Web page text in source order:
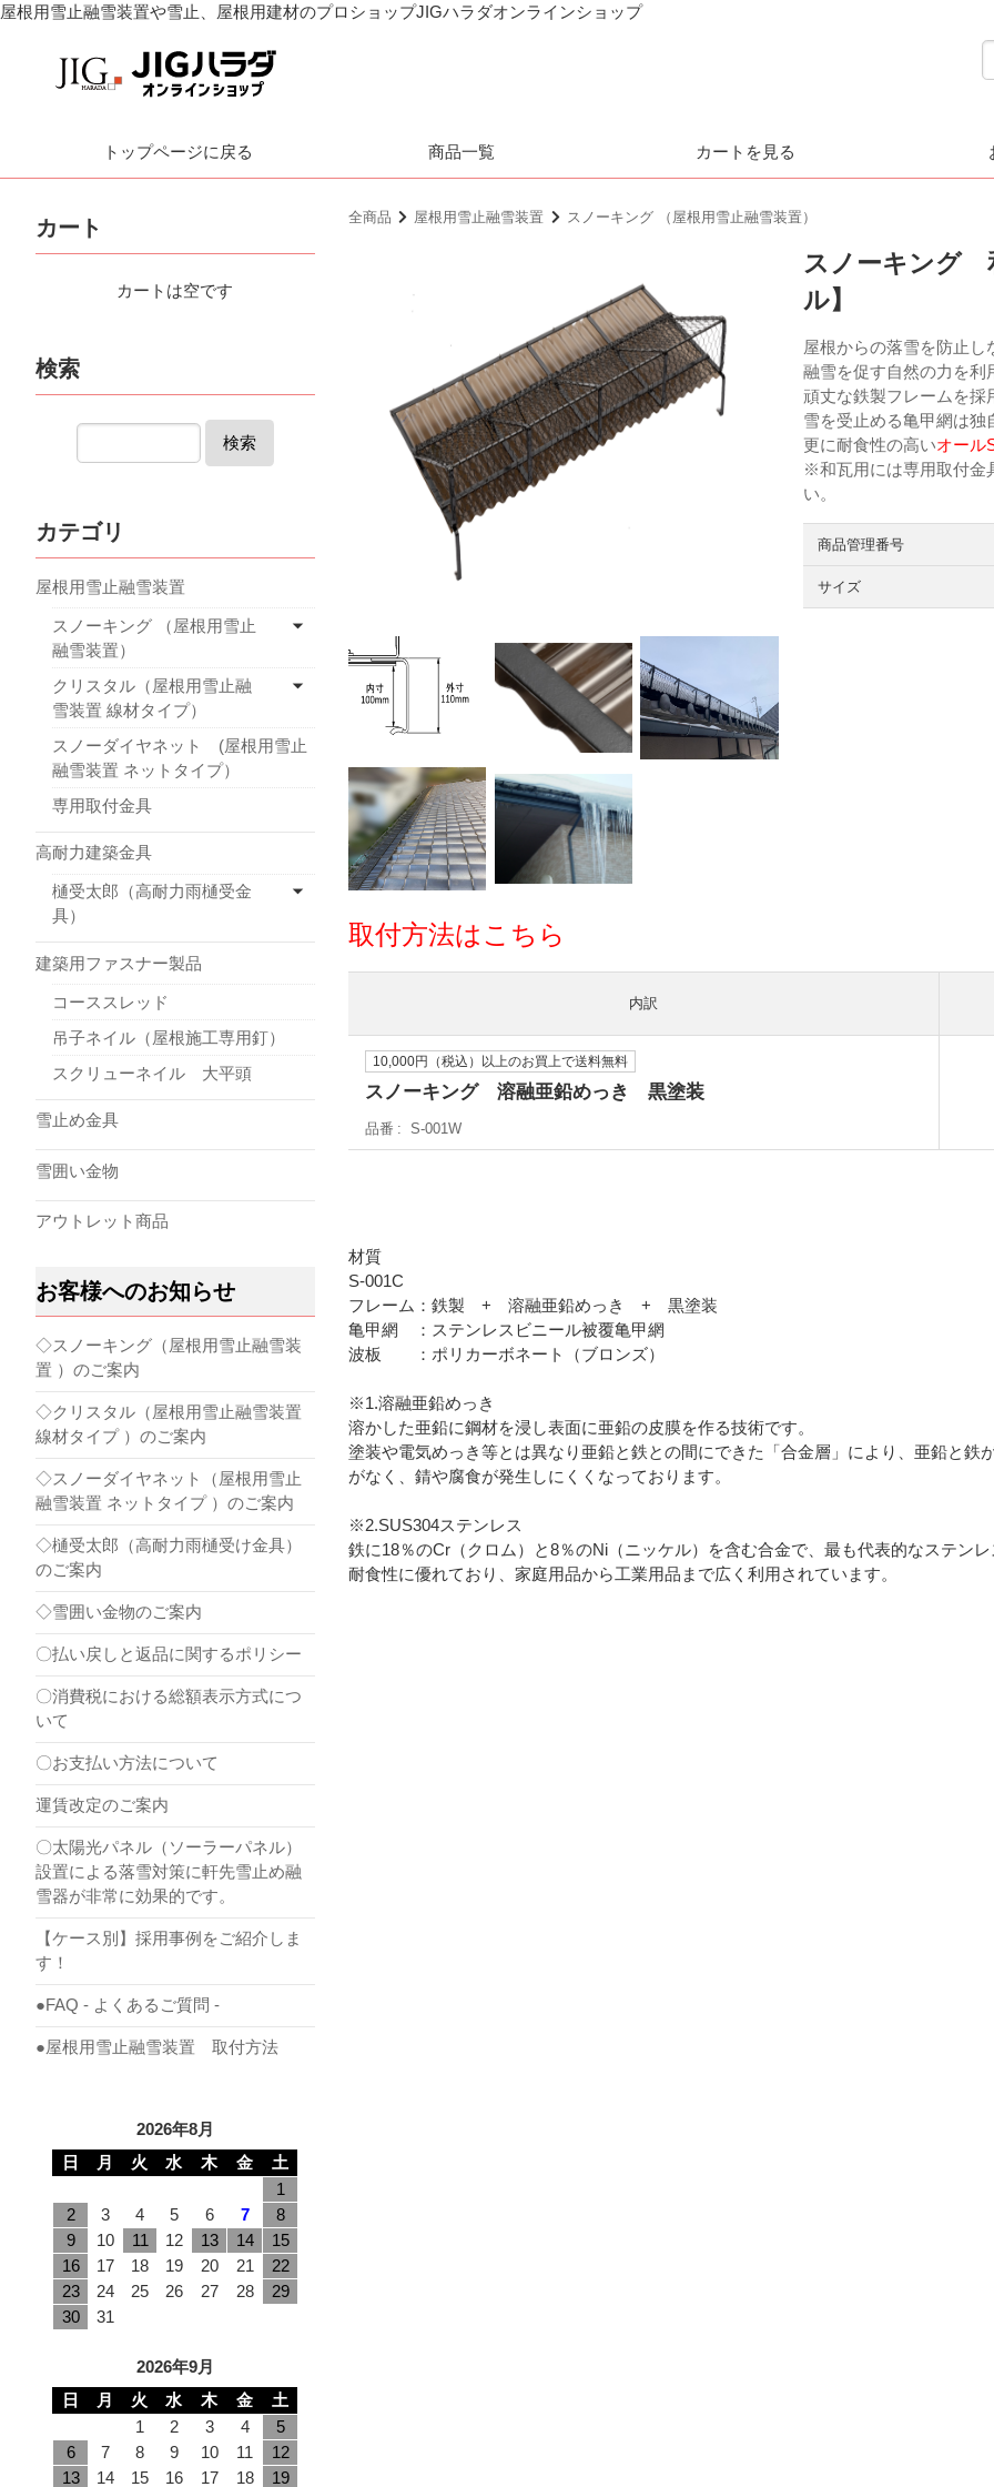
屋根用雪止融雪装置や雪止、屋根用建材のプロショップJIGハラダオンラインショップ
トップページに戻る 商品一覧 カートを見る
全商品 屋根用雪止融雪装置 スノーキング （屋根用雪止融雪装置）
スノーキング
ル】
屋根からの落雪を防止し
融雪を促す自然の力を利
頑丈な鉄製フレームを採
雪を受止める亀甲網は独
更に耐食性の高いオール
※和瓦用には専用取付金
い。
商品管理番号
サイズ
取付方法はこちら
内訳
10,000円（税込）以上のお買上で送料無料
スノーキング 溶融亜鉛めっき 黒塗装
品番 S-001W
材質
S-001C
フレーム：鉄製 + 溶融亜鉛めっき + 黒塗装
亀甲網 ：ステンレスビニール被覆亀甲網
波板 ：ポリカーボネート（ブロンズ）
※1.溶融亜鉛めっき
溶かした亜鉛に鋼材を浸し表面に亜鉛の皮膜を作る技術です。
塗装や電気めっき等とは異なり亜鉛と鉄との間にできた「合金層」により、亜鉛と
がなく、錆や腐食が発生しにくくなっております。
※2.SUS304ステンレス
鉄に18％のCr（クロム）と8％のNi（ニッケル）を含む合金で、最も代表的なステンレ
耐食性に優れており、家庭用品から工業用品まで広く利用されています。
カート
カートは空です
検索
検索
カテゴリ
屋根用雪止融雪装置
スノーキング （屋根用雪止
融雪装置）
クリスタル（屋根用雪止融
雪装置 線材タイプ）
スノーダイヤネット (屋根用雪止
融雪装置 ネットタイプ）
専用取付金具
高耐力建築金具
樋受太郎（高耐力雨樋受金
具）
建築用ファスナー製品
コーススレッド
吊子ネイル（屋根施工専用釘）
スクリューネイル 大平頭
雪止め金具
雪囲い金物
アウトレット商品
お客様へのお知らせ
◇スノーキング（屋根用雪止融雪装
置 ）のご案内
◇クリスタル（屋根用雪止融雪装置
線材タイプ ）のご案内
◇スノーダイヤネット（屋根用雪止
融雪装置 ネットタイプ ）のご案内
◇樋受太郎（高耐力雨樋受け金具）
のご案内
◇雪囲い金物のご案内
〇払い戻しと返品に関するポリシー
〇消費税における総額表示方式につ
いて
〇お支払い方法について
運賃改定のご案内
〇太陽光パネル（ソーラーパネル）
設置による落雪対策に軒先雪止め融
雪器が非常に効果的です。
【ケース別】採用事例をご紹介しま
す！
●FAQ - よくあるご質問 -
●屋根用雪止融雪装置 取付方法
2026年8月
日
月 火 水 木 金
土
1
2
3 4 5 6 7
8
9
10 11 12 13 14
15
16
17 18 19 20 21
22
23
24 25 26 27 28
29
30
31
2026年9月
日
月 火 水 木 金
土
1
2 3 4
5
6
7 8 9 10 11
12
13
14 15 16 17 18 19